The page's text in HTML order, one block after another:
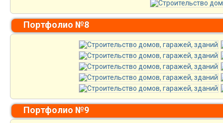
Портфолио №8
Портфолио №9